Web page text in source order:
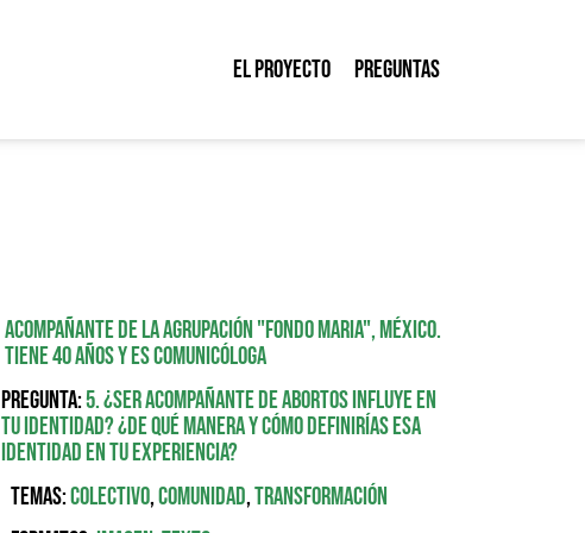
El proyecto Preguntas
Acompañante de la agrupación "Fondo MARIA", México.
Tiene 40 años y es comunicóloga
Pregunta:5. ¿Ser acompañante de abortos influye en
tu identidad? ¿De qué manera y cómo definirías esa
identidad en tu experiencia?
Temas:Colectivo,Comunidad,Transformación